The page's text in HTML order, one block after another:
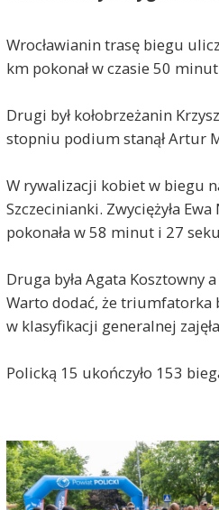
Wrocławianin trasę biegu
km pokonał w czasie 50
Drugi był kołobrzeżanin
stopniu podium stanął Artur
W rywalizacji kobiet w biegu
Szczecinianki. Zwyciężyła
pokonała w 58 minut i 27
Druga była Agata Kosztowny
Warto dodać, że triumfatorka
w klasyfikacji generalnej
Policką 15 ukończyło 153